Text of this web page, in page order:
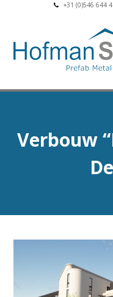
+31 (0)546 644
Verbouw